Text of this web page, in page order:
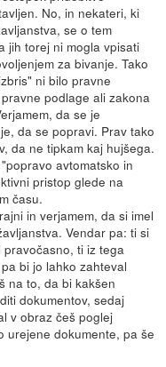
No, in nekateri, ki
se o tem
jih torej ni mogla vpisati
za bivanje. Tako
ni bilo pravne
podlage ali zakona
da se je
da se popravi. Prav tako
da ne tipkam kaj hujšega.
avtomatsko in
pristop glede na
času.
in verjamem, da si imel
Vendar pa: ti si
ti iz tega
bi jo lahko zahteval
na to, da bi kakšen
dokumentov, sedaj
v obraz češ poglej
urejene dokumente, pa še